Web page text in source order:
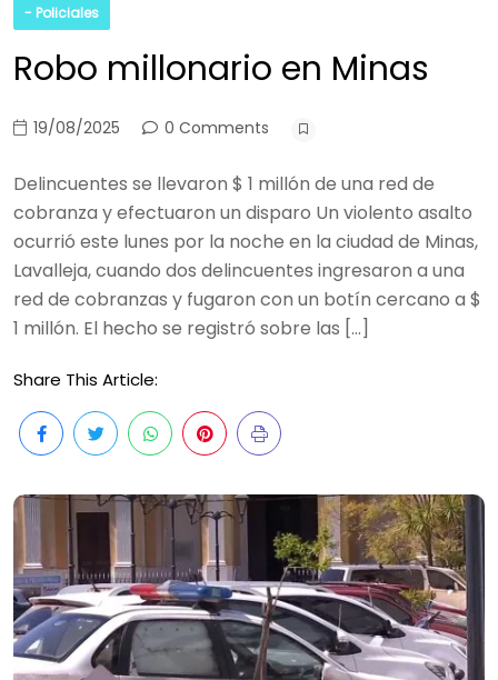
- Policiales
Robo millonario en Minas
19/08/2025 0 Comments
Delincuentes se llevaron $ 1 millón de una red de
cobranza y efectuaron un disparo Un violento asalto
ocurrió este lunes por la noche en la ciudad de Minas,
Lavalleja, cuando dos delincuentes ingresaron a una
red de cobranzas y fugaron con un botín cercano a $
1 millón. El hecho se registró sobre las […]
Share This Article: